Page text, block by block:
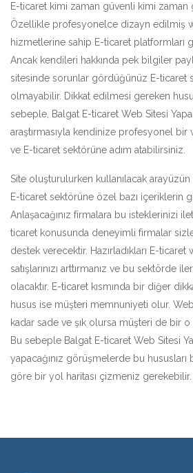
E-ticaret kimi zaman güvenli kimi zaman
Özellikle profesyonelce dizayn edilmiş
hizmetlerine sahip E-ticaret platformları
Ancak kendileri hakkında pek bilgiler
sitesinde sorunlar gördüğünüz E-ticaret
olmayabilir. Dikkat edilmesi gereken
sebeple, Balgat E-ticaret Web Sitesi
araştırmasıyla kendinize profesyonel bir
ve E-ticaret sektörüne adım atabilirsiniz.
Site oluşturulurken kullanılacak arayüzün
E-ticaret sektörüne özel bazı içeriklerin
Anlaşacağınız firmalara bu isteklerinizi
ticaret konusunda deneyimli firmalar
destek verecektir. Hazırladıkları E-
satışlarınızı arttırmanız ve bu sektörde
olacaktır. E-ticaret kısmında bir diğer
husus ise müşteri memnuniyeti olur.
kadar sade ve şık olursa müşteri de bir o
Bu sebeple Balgat E-ticaret Web Sitesi
yapacağınız görüşmelerde bu
göre bir yol haritası çizmeniz gerekebilir.